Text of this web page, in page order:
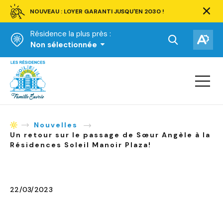
NOUVEAU : LOYER GARANTI JUSQU'EN 2030 !
barre
Résidence la plus près :
Non sélectionnée
Ouvrir
la
recherche.
la
Accueil
Ouvrir
la
AccueilNouvelles
Un retour sur le passage de Sœur Angèle à la
Résidences Soleil Manoir Plaza!
22/03/2023